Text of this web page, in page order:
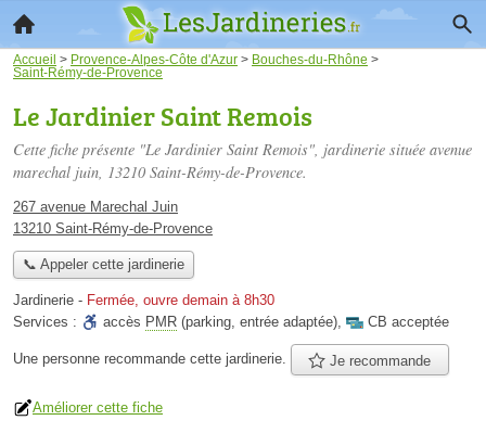
Accueil > Provence-Alpes-Côte d'Azur > Bouches-du-Rhône >
Saint-Rémy-de-Provence
Le Jardinier Saint Remois
Cette fiche présente "Le Jardinier Saint Remois", jardinerie située avenue
marechal juin, 13210 Saint-Rémy-de-Provence.
267 avenue Marechal Juin
13210 Saint-Rémy-de-Provence
📞 Appeler cette jardinerie
Jardinerie - Fermée, ouvre demain à 8h30
Services :
accès PMR (parking, entrée adaptée), CB acceptée
Une personne recommande cette jardinerie. Je recommande
Améliorer cette fiche